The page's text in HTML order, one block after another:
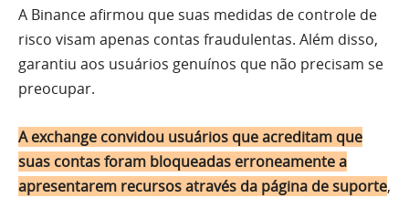
A Binance afirmou que suas medidas de controle de
risco visam apenas contas fraudulentas. Além disso,
garantiu aos usuários genuínos que não precisam se
preocupar.
A exchange convidou usuários que acreditam que
suas contas foram bloqueadas erroneamente a
apresentarem recursos através da página de suporte,